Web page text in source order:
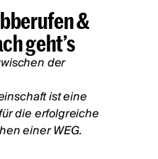
&
geht’s
der
ist eine
die erfolgreiche
einer WEG.